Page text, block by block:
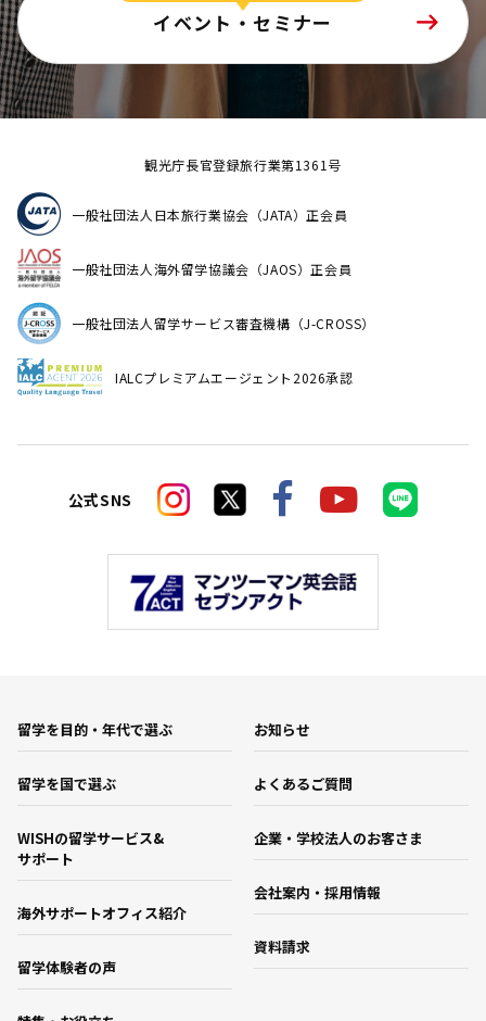
イベント・セミナー
観光庁長官登録旅行業第1361号
一般社団法人日本旅行業協会（JATA）正会員
一般社団法人海外留学協議会（JAOS）正会員
一般社団法人留学サービス審査機構（J-CROSS）
IALCプレミアムエージェント2026承認
公式SNS
留学を目的・年代で選ぶ
留学を国で選ぶ
WISHの留学サービス&
サポート
海外サポートオフィス紹介
留学体験者の声
お知らせ
よくあるご質問
企業・学校法人のお客さま
会社案内・採用情報
資料請求